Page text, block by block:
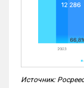
Источник: